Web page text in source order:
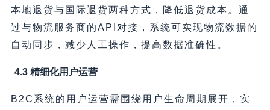
本地退货与国际退货两种方式，降低退货成本。通
过与物流服务商的API对接，系统可实现物流数据的
自动同步，减少人工操作，提高数据准确性。
4.3 精细化用户运营
B2C系统的用户运营需围绕用户生命周期展开，实